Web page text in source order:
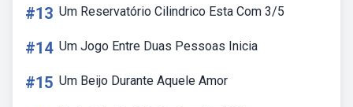
#13 Um Reservatório Cilindrico Esta Com 3/5
#14 Um Jogo Entre Duas Pessoas Inicia
#15 Um Beijo Durante Aquele Amor